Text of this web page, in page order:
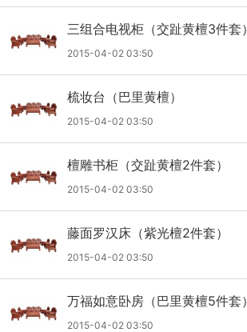
三组合电视柜（交趾黄檀3件套）
2015-04-02 03:50
梳妆台（巴里黄檀）
2015-04-02 03:50
檀雕书柜（交趾黄檀2件套）
2015-04-02 03:50
藤面罗汉床（紫光檀2件套）
2015-04-02 03:50
万福如意卧房（巴里黄檀5件套）
2015-04-02 03:50